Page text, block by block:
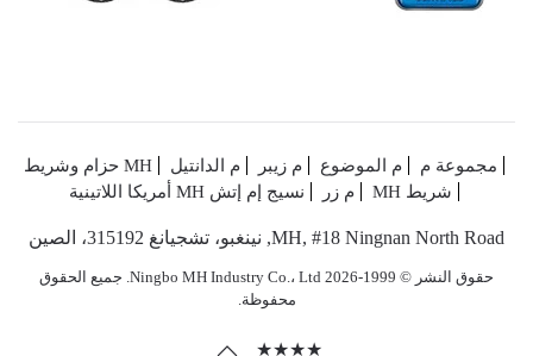
مجموعة م م الموضوع م زيبر م الدانتيل
MH حزام وشريط
شريط MH
م زر نسيج إم إتش MH أمريكا اللاتينية
MH, #18 Ningnan North Road, نينغبو، تشجيانغ 315192، الصين
حقوق النشر © 1999-2026 Ningbo MH Industry Co.، Ltd. جميع الحقوق
محفوظة.
★★★★